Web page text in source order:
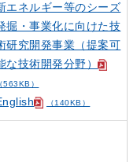
エネルギー等のシーズ
掘・事業化に向けた技
研究開発事業（提案可
な技術開発分野）
（563KB）
（140KB）